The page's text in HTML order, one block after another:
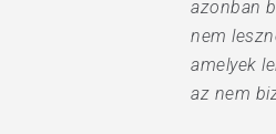
azonban
nem
amelyek
az nem